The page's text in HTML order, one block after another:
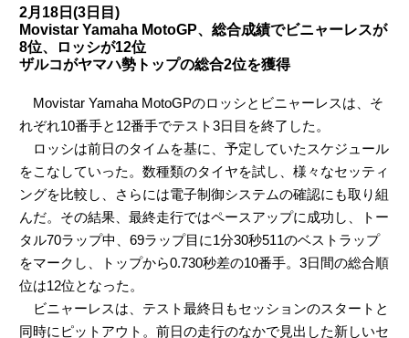
2月18日(3日目)
Movistar Yamaha MotoGP、総合成績でビニャーレスが
8位、ロッシが12位
ザルコがヤマハ勢トップの総合2位を獲得
Movistar Yamaha MotoGPのロッシとビニャーレスは、そ
れぞれ10番手と12番手でテスト3日目を終了した。
ロッシは前日のタイムを基に、予定していたスケジュール
をこなしていった。数種類のタイヤを試し、様々なセッティ
ングを比較し、さらには電子制御システムの確認にも取り組
んだ。その結果、最終走行ではペースアップに成功し、トー
タル70ラップ中、69ラップ目に1分30秒511のベストラップ
をマークし、トップから0.730秒差の10番手。3日間の総合順
位は12位となった。
ビニャーレスは、テスト最終日もセッションのスタートと
同時にピットアウト。前日の走行のなかで見出した新しいセ